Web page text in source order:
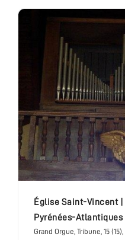
église Saint-Vincent|
Pyrénées-Atlantiques
Grand Orgue, Tribune, 15